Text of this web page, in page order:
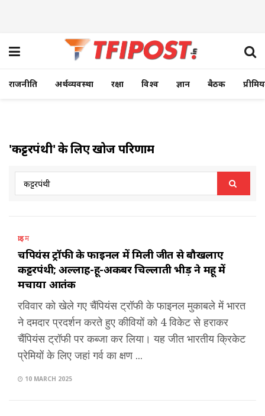
राजनीति अर्थव्यवस्था रक्षा विश्व ज्ञान बैठक
'कट्टरपंथी' के लिए खोज परिणाम
क्राइम
चैंपियंस ट्रॉफी के फाइनल में मिली जीत से बौखलाए
कट्टरपंथी; अल्लाह-हू-अकबर चिल्लाती भीड़ ने महू में
मचाया आतंक
रविवार को खेले गए चैंपियंस ट्रॉफी के फाइनल मुकाबले में भारत
ने दमदार प्रदर्शन करते हुए कीवियों को 4 विकेट से हराकर
चैंपियंस ट्रॉफी पर कब्जा कर लिया। यह जीत भारतीय क्रिकेट
प्रेमियों के लिए जहां गर्व का क्षण ...
10 MARCH 2025